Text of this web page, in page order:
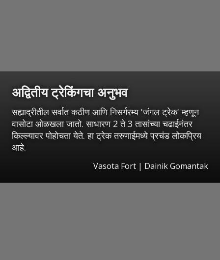
अद्वितीय ट्रेकिंगचा अनुभव
सह्याद्रीतील सर्वात कठीण आणि निसर्गरम्य 'जंगल ट्रेक' म्हणून
वासोटा ओळखला जातो. साधारण 2 ते 3 तासांच्या चढाईनंतर
किल्ल्यावर पोहोचता येते. हा ट्रेक तरुणाईमध्ये प्रचंड लोकप्रिय
आहे.
Vasota Fort | Dainik Gomantak